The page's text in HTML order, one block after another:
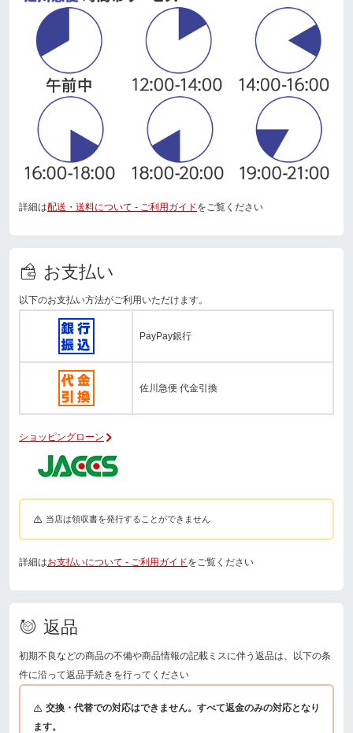
詳細は配送・送料について - ご利用ガイドをご覧ください
お支払い
以下のお支払い方法がご利用いただけます。
PayPay銀行
佐川急便 代金引換
ショッピングローン
当店は領収書を発行することができません
詳細はお支払いについて - ご利用ガイドをご覧ください
返品
初期不良などの商品の不備や商品情報の記載ミスに伴う返品は、以下の条
件に沿って返品手続きを行ってください
交換・代替での対応はできません。すべて返金のみの対応となり
ます。